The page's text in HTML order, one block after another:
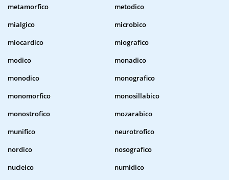
metamorfico
metodico
mialgico
microbico
miocardico
miografico
modico
monadico
monodico
monografico
monomorfico
monosillabico
monostrofico
mozarabico
munifico
neurotrofico
nordico
nosografico
nucleico
numidico